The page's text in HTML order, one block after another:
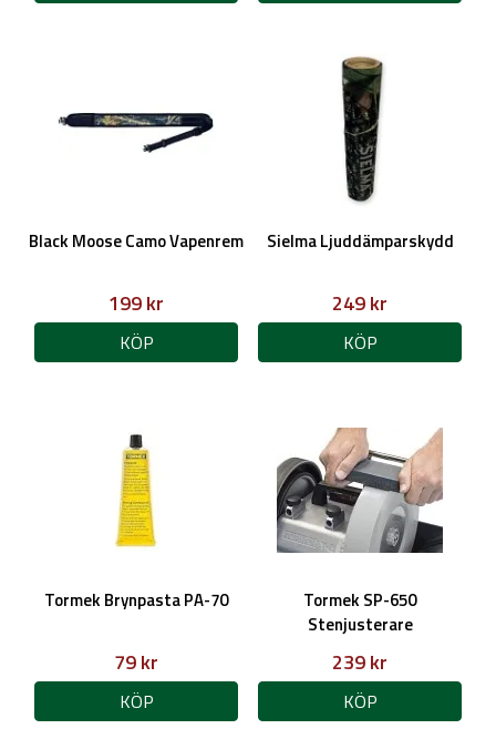
Black Moose Camo Vapenrem
199 kr
KÖP
Sielma Ljuddämparskydd
249 kr
KÖP
Tormek Brynpasta PA-70
79 kr
KÖP
Tormek SP-650
Stenjusterare
239 kr
KÖP